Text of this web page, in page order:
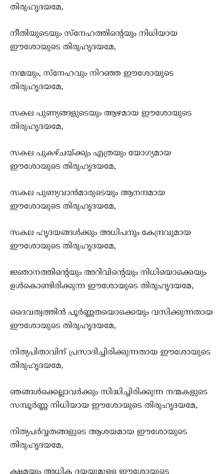
തിരുഹൃദയമേ,
നീതിയുടെയും സ്നേഹത്തിന്‍റെയും നിധിയായ
ഈശോയുടെ തിരുഹൃദയമേ,
നന്മയും, സ്നേഹവും നിറഞ്ഞ ഈശോയുടെ
തിരുഹൃദയമേ,
സകല പുണ്യങ്ങളുടെയും ആഴമായ ഈശോയുടെ
തിരുഹൃദയമേ,
സകല‍ പുകഴ്ചയ്ക്കും എത്രയും യോഗ്യമായ
ഈശോയുടെ തിരുഹൃദയമേ,
സകല പുണ്യവാന്‍മാരുടെയും ആനന്ദമായ
ഈശോയുടെ തിരുഹൃദയമേ,
സകല ഹൃദയങ്ങള്‍ക്കും അധിപനും കേന്ദ്രവുമായ
ഈശോയുടെ തിരുഹൃദയമേ,
ജ്ഞാനത്തിന്റെയും അറിവിന്റെയും നിധിയൊക്കെയും
ഉള്‍കൊണ്ടിരിക്കുന്ന ഈശോയുടെ തിരുഹൃദയമേ,
ദൈവത്വത്തിന്‍ പൂര്‍ണ്ണതയൊക്കെയും വസിക്കുന്നതായ
ഈശോയുടെ തിരുഹൃദയമേ,
നിത്യപിതാവിന് പ്രസാദിച്ചിരിക്കുന്നതായ ഈശോയുടെ
തിരുഹൃദയമേ,
ഞങ്ങള്‍ക്കെല്ലാവര്‍ക്കും സിദ്ധിച്ചിരിക്കുന്ന നന്മകളുടെ
സമ്പൂര്‍ണ്ണ നിധിയായ ഈശോയുടെ തിരുഹൃദയമേ,
നിത്യപര്‍വ്വതങ്ങളുടെ ആശയമായ ഈശോയുടെ
തിരുഹൃദയമേ,